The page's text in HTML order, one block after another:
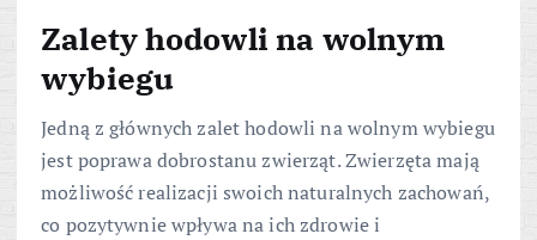
Zalety hodowli na wolnym
wybiegu
Jedną z głównych zalet hodowli na wolnym wybiegu
jest poprawa dobrostanu zwierząt. Zwierzęta mają
możliwość realizacji swoich naturalnych zachowań,
co pozytywnie wpływa na ich zdrowie i